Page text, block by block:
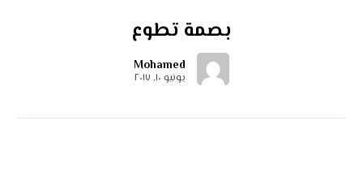
بصمة تطوع
Mohamed
يونيو ١٠, ٢٠١٧